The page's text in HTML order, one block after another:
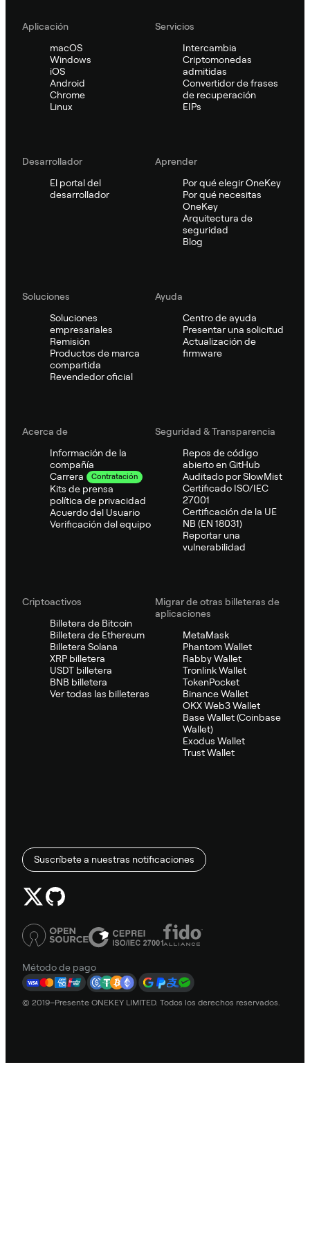
Aplicación
macOS
Windows
iOS
Android
Chrome
Linux
Servicios
Intercambia
Criptomonedas
admitidas
Convertidor de frases
de recuperación
EIPs
Desarrollador
El portal del
desarrollador
Aprender
Por qué elegir OneKey
Por qué necesitas
OneKey
Arquitectura de
seguridad
Blog
Soluciones
Soluciones
empresariales
Remisión
Productos de marca
compartida
Revendedor oficial
Ayuda
Centro de ayuda
Presentar una solicitud
Actualización de
firmware
Acerca de
Información de la
compañía
Carrera
Contratación
Kits de prensa
política de privacidad
Acuerdo del Usuario
Verificación del equipo
Seguridad & Transparencia
Repos de código
abierto en GitHub
Auditado por SlowMist
Certificado ISO/IEC
27001
Certificación de la UE
NB (EN 18031)
Reportar una
vulnerabilidad
Criptoactivos
Billetera de Bitcoin
Billetera de Ethereum
Billetera Solana
XRP billetera
USDT billetera
BNB billetera
Ver todas las billeteras
Migrar de otras billeteras de
aplicaciones
MetaMask
Phantom Wallet
Rabby Wallet
Tronlink Wallet
TokenPocket
Binance Wallet
OKX Web3 Wallet
Base Wallet (Coinbase
Wallet)
Exodus Wallet
Trust Wallet
Suscríbete a nuestras notificaciones
Método de pago
© 2019–Presente ONEKEY LIMITED. Todos los derechos reservados.